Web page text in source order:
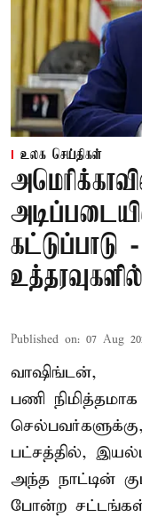
உலக செய்திகள்
கட்டுப்பாடு
Published on: 07 Aug
வாஷிங்டன்,
பணி நிமித்தமாக
பட்சத்தில்,
அந்த நாட்டின்
போன்ற சட்டங்கள்